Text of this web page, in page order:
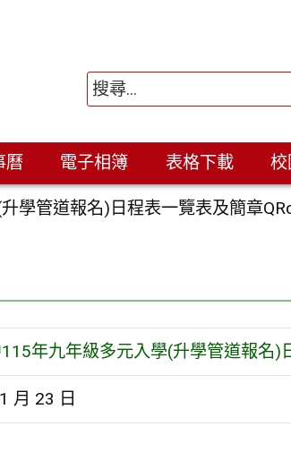
曆 電子相簿 表格下載
學管道報名)日程表一覽表及簡章
年九年級多元入學(升學管道報名
月 23 日